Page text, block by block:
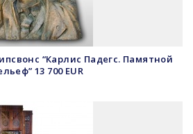
“Карлис Падегс. Памятной
13 700 EUR